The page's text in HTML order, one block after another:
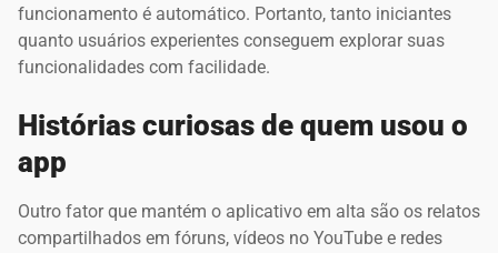
funcionamento é automático. Portanto, tanto iniciantes
quanto usuários experientes conseguem explorar suas
funcionalidades com facilidade.
Histórias curiosas de quem usou o
app
Outro fator que mantém o aplicativo em alta são os relatos
compartilhados em fóruns, vídeos no YouTube e redes